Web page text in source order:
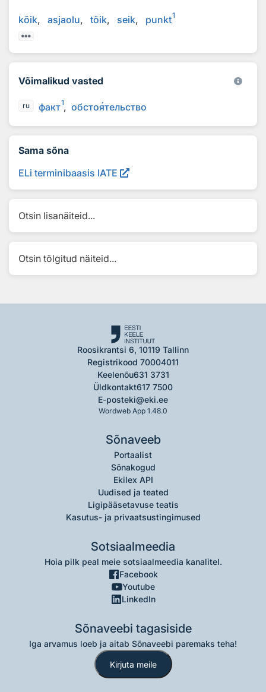
kõik asjaolu tõik seik punkt1
Võimalikud vasted
ru факт1 обстоятельство
Sama sõna
ELi terminibaasis IATE
Otsin lisanäiteid...
Otsin tõlgitud näiteid...
Roosikrantsi 6, 10119 Tallinn
Registrikood 70004011
Keelenõu631 3731
Üldkontakt617 7500
E-posteki@eki.ee
Wordweb App 1.48.0
Sõnaveeb
Portaalist
Sõnakogud
Ekilex API
Uudised ja teated
Ligipääsetavuse teatis
Kasutus- ja privaatsustingimused
Sotsiaalmeedia
Hoia pilk peal meie sotsiaalmeedia kanalitel.
Facebook
Youtube
LinkedIn
Sõnaveebi tagasiside
Iga arvamus loeb ja aitab Sõnaveebi paremaks teha!
Kirjuta meile